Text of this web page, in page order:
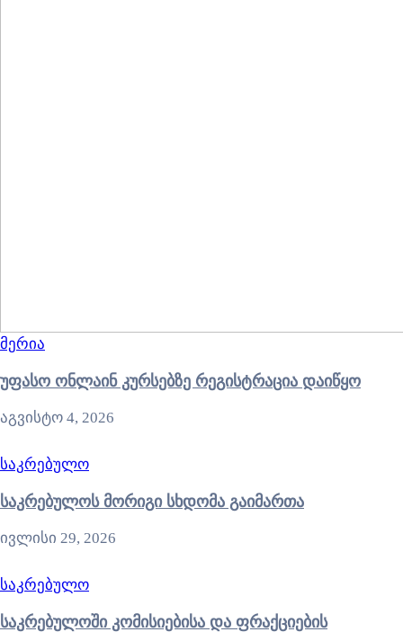
მერია
უფასო ონლაინ კურსებზე რეგისტრაცია დაიწყო
აგვისტო 4, 2026
საკრებულო
საკრებულოს მორიგი სხდომა გაიმართა
ივლისი 29, 2026
საკრებულო
საკრებულოში კომისიებისა და ფრაქციების